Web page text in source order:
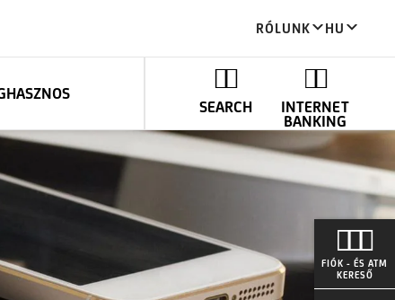
RÓLUNK HU
HASZNOS
SEARCH
INTERNET
BANKING
FIÓK - ÉS ATM
KERESŐ